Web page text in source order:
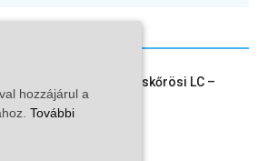
a felkészülést a Kiskőrösi LC –
a keret,...
06
hozzájárul a
További